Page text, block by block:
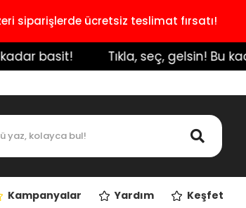
siparişlerde ücretsiz teslimat fırsatı!
️ Tıkla, seç, gelsin! Bu kadar basit!
Kampanyalar Yardım Keşfet